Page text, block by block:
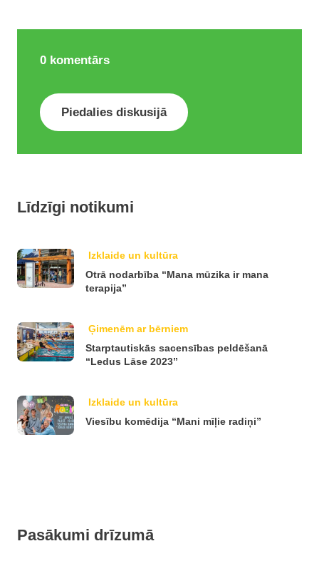
0 komentārs
Piedalies diskusijā
Līdzīgi notikumi
Izklaide un kultūra
Otrā nodarbība “Mana mūzika ir mana
terapija”
Ģimenēm ar bērniem
Starptautiskās sacensības peldēšanā
“Ledus Lāse 2023”
Izklaide un kultūra
Viesību komēdija “Mani mīļie radiņi”
Pasākumi drīzumā